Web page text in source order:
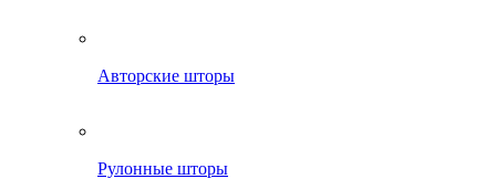
Авторские шторы
Рулонные шторы